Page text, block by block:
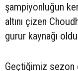
şampiyonluğun
altını çizen
gurur kaynağı
Geçtiğimiz sezon